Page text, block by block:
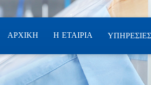
ΑΡΧΙΚΗ Η ΕΤΑΙΡΙΑ ΥΠΗΡΕΣΙΕΣ